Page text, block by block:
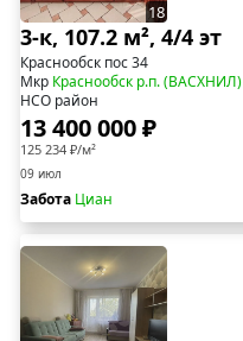
18
3-к, 107.2 м², 4/4 эт
Краснообск пос 34
Мкр Краснообск р.п. (ВАСХНИЛ)
НСО район
13 400 000 ₽
125 234 ₽/м²
09 июл
Забота Циан